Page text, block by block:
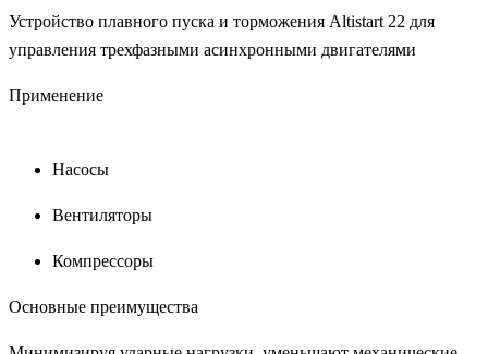
Устройство плавного пуска и торможения Altistart 22 для
управления трехфазными асинхронными двигателями
Применение
Насосы
Вентиляторы
Компрессоры
Основные преимущества